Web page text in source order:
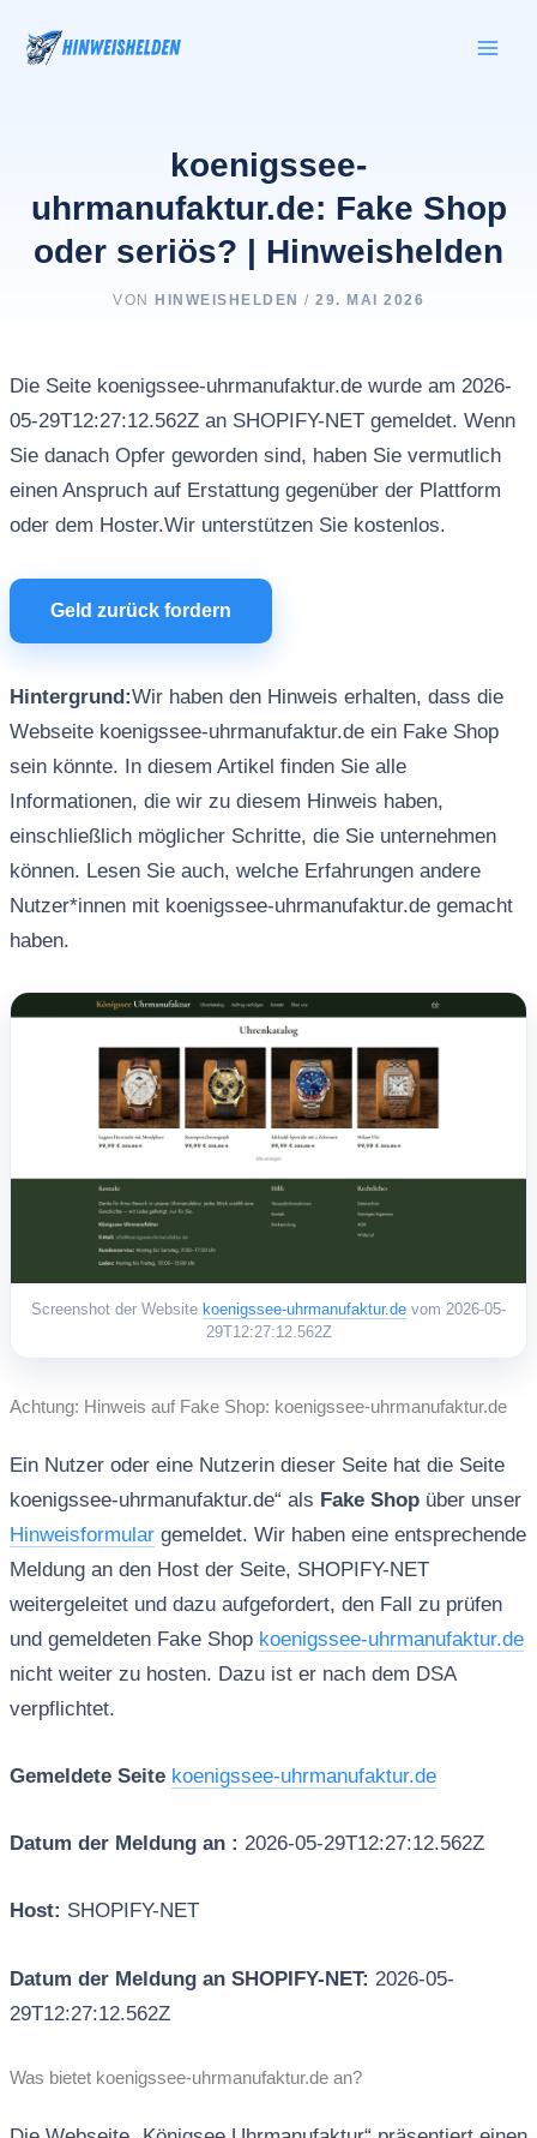
Inhalt
springen
koenigssee-
uhrmanufaktur.de: Fake Shop
oder seriös? | Hinweishelden
VON HINWEISHELDEN / 29. MAI 2026
Die Seite koenigssee-uhrmanufaktur.de wurde am 2026-
05-29T12:27:12.562Z an SHOPIFY-NET gemeldet. Wenn
Sie danach Opfer geworden sind, haben Sie vermutlich
einen Anspruch auf Erstattung gegenüber der Plattform
oder dem Hoster.Wir unterstützen Sie kostenlos.
Geld zurück fordern
Hintergrund:Wir haben den Hinweis erhalten, dass die
Webseite koenigssee-uhrmanufaktur.de ein Fake Shop
sein könnte. In diesem Artikel finden Sie alle
Informationen, die wir zu diesem Hinweis haben,
einschließlich möglicher Schritte, die Sie unternehmen
können. Lesen Sie auch, welche Erfahrungen andere
Nutzer*innen mit koenigssee-uhrmanufaktur.de gemacht
haben.
Screenshot der Website koenigssee-uhrmanufaktur.de vom 2026-05-
29T12:27:12.562Z
Achtung: Hinweis auf Fake Shop: koenigssee-uhrmanufaktur.de
Ein Nutzer oder eine Nutzerin dieser Seite hat die Seite
koenigssee-uhrmanufaktur.de“ als Fake Shopüber unser
Hinweisformulargemeldet. Wir haben eine entsprechende
Meldung an den Host der Seite, SHOPIFY-NET
weitergeleitet und dazu aufgefordert, den Fall zu prüfen
und gemeldeten Fake Shop koenigssee-uhrmanufaktur.de
nicht weiter zu hosten. Dazu ist er nach dem DSA
verpflichtet.
Gemeldete Seite koenigssee-uhrmanufaktur.de
Datum der Meldung an : 2026-05-29T12:27:12.562Z
Host: SHOPIFY-NET
Datum der Meldung an SHOPIFY-NET: 2026-05-
29T12:27:12.562Z
Was bietet koenigssee-uhrmanufaktur.de an?